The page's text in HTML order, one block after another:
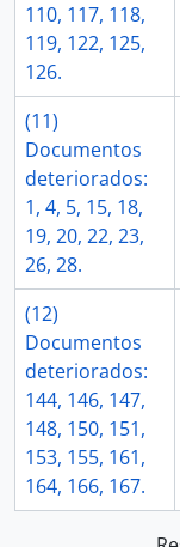
110, 117, 118,
119, 122, 125,
126.
(11)
Documentos
deteriorados:
1, 4, 5, 15, 18,
19, 20, 22, 23,
26, 28.
(12)
Documentos
deteriorados:
144, 146, 147,
148, 150, 151,
153, 155, 161,
164, 166, 167.